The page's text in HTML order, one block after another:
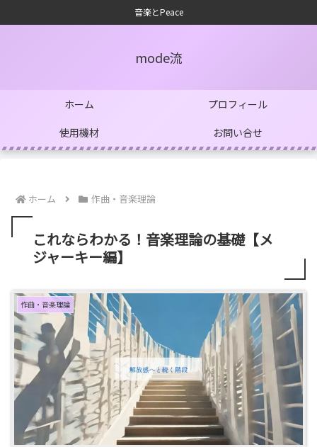
音楽とPeace
mode流
ホーム
プロフィール
使用機材
お問い合せ
ホーム 作曲・音楽理論
これならわかる！音楽理論の基礎【メ
ジャーキー編】
作曲・音楽理論